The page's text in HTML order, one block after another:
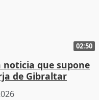
02:50
noticia que supone
de Gibraltar